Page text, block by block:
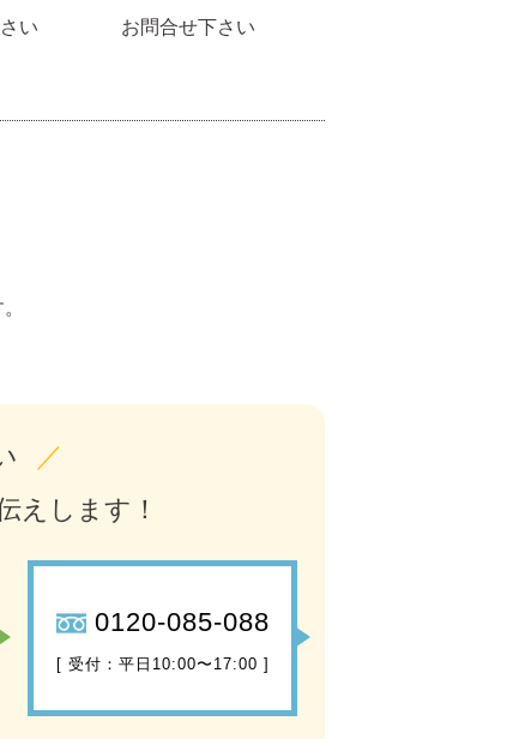
い お問合せ下さい
／
えします！
0120-085-088
[ 受付：平日10:00〜17:00 ]